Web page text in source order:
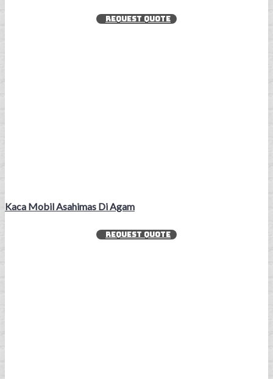
REQUEST QUOTE
Kaca Mobil Asahimas Di Agam
REQUEST QUOTE